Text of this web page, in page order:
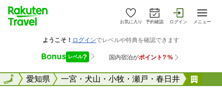
お気に入り 予約確認 ログイン メニュー
全国愛知県 一宮・犬山・小牧・瀬戸・春日井
全国